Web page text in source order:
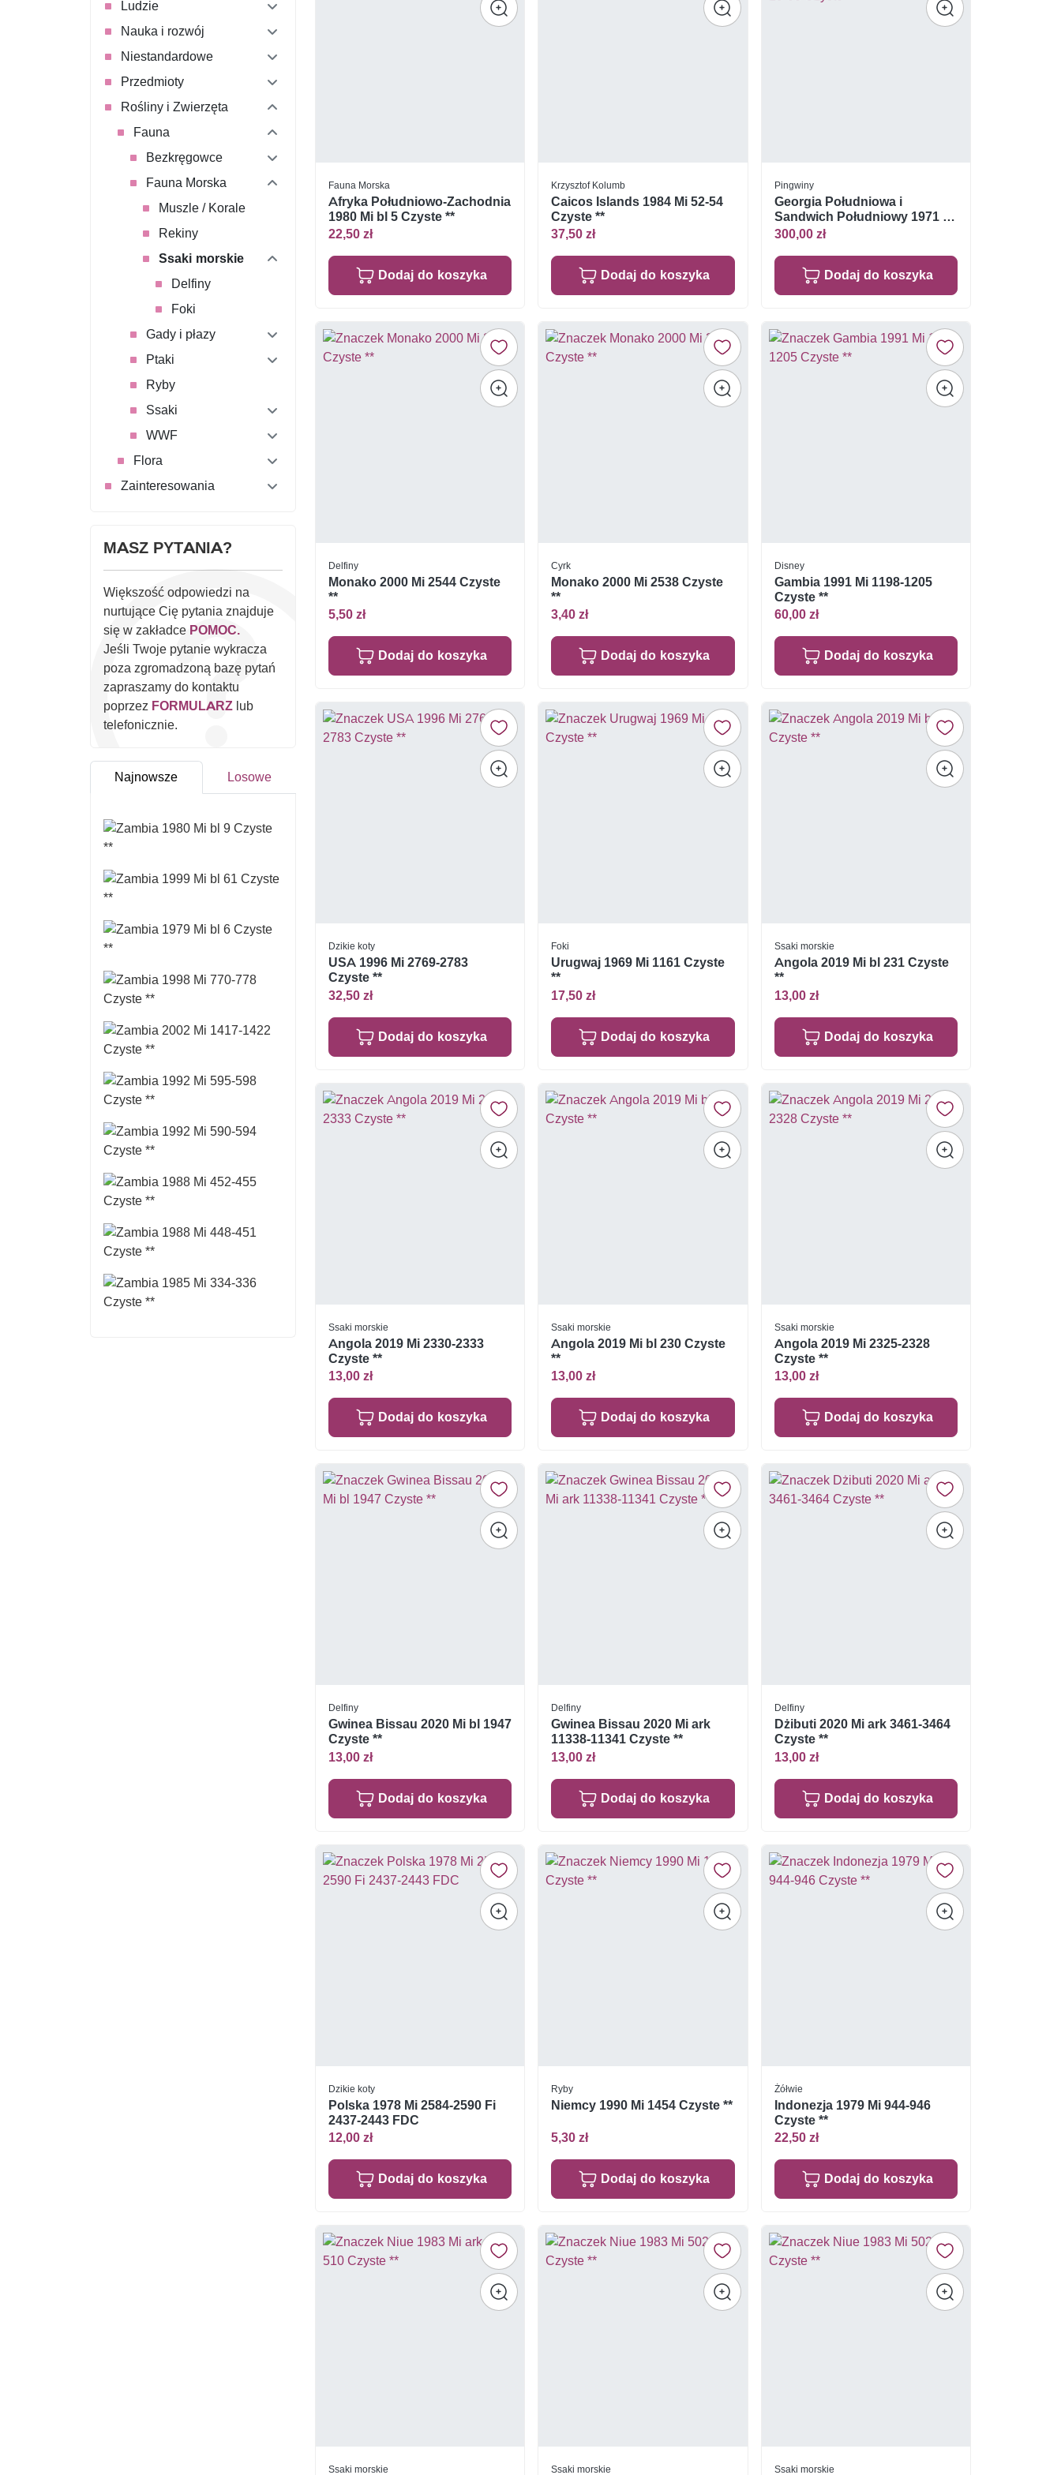
Ludzie
Nauka i rozwój
Niestandardowe
Przedmioty
Rośliny i Zwierzęta
Fauna
Bezkręgowce
Fauna Morska
Muszle / Korale
Rekiny
Ssaki morskie
Delfiny
Foki
Gady i płazy
Ptaki
Ryby
Ssaki
WWF
Flora
Zainteresowania
MASZ PYTANIA?
Większość odpowiedzi na
nurtujące Cię pytania znajduje
się w zakładce POMOC.
Jeśli Twoje pytanie wykracza
poza zgromadzoną bazę pytań
zapraszamy do kontaktu
poprzez FORMULARZ lub
telefonicznie.
Najnowsze Losowe
Fauna Morska
Afryka Południowo-Zachodnia
1980 Mi bl 5 Czyste **
22,50 zł
Dodaj do koszyka
Krzysztof Kolumb
Caicos Islands 1984 Mi 52-54
Czyste **
37,50 zł
Dodaj do koszyka
Pingwiny
Georgia Południowa i
Sandwich Południowy 1971 Mi
25-38 Czyste **
300,00 zł
Dodaj do koszyka
Delfiny
Monako 2000 Mi 2544 Czyste
**
5,50 zł
Dodaj do koszyka
Cyrk
Monako 2000 Mi 2538 Czyste
**
3,40 zł
Dodaj do koszyka
Disney
Gambia 1991 Mi 1198-1205
Czyste **
60,00 zł
Dodaj do koszyka
Dzikie koty
USA 1996 Mi 2769-2783
Czyste **
32,50 zł
Dodaj do koszyka
Foki
Urugwaj 1969 Mi 1161 Czyste
**
17,50 zł
Dodaj do koszyka
Ssaki morskie
Angola 2019 Mi bl 231 Czyste
**
13,00 zł
Dodaj do koszyka
Ssaki morskie
Angola 2019 Mi 2330-2333
Czyste **
13,00 zł
Dodaj do koszyka
Ssaki morskie
Angola 2019 Mi bl 230 Czyste
**
13,00 zł
Dodaj do koszyka
Ssaki morskie
Angola 2019 Mi 2325-2328
Czyste **
13,00 zł
Dodaj do koszyka
Delfiny
Gwinea Bissau 2020 Mi bl 1947
Czyste **
13,00 zł
Dodaj do koszyka
Delfiny
Gwinea Bissau 2020 Mi ark
11338-11341 Czyste **
13,00 zł
Dodaj do koszyka
Delfiny
Dżibuti 2020 Mi ark 3461-3464
Czyste **
13,00 zł
Dodaj do koszyka
Dzikie koty
Polska 1978 Mi 2584-2590 Fi
2437-2443 FDC
12,00 zł
Dodaj do koszyka
Ryby
Niemcy 1990 Mi 1454 Czyste **
5,30 zł
Dodaj do koszyka
Żółwie
Indonezja 1979 Mi 944-946
Czyste **
22,50 zł
Dodaj do koszyka
Ssaki morskie Ssaki morskie Ssaki morskie